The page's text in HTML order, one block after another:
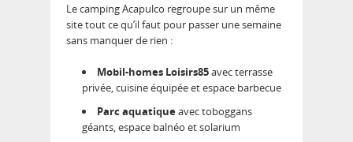
Le camping Acapulco regroupe sur un même
site tout ce qu’il faut pour passer une semaine
sans manquer de rien :
Mobil-homes Loisirs85avec terrasse
privée, cuisine équipée et espace barbecue
Parc aquatiqueavec toboggans
géants, espace balnéo et solarium